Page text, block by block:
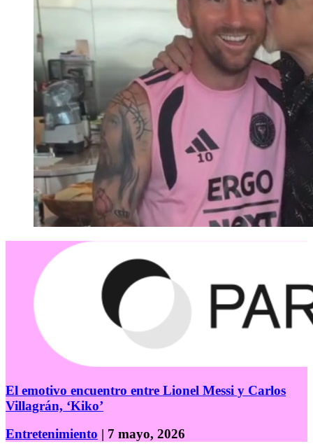
El emotivo encuentro entre Lionel Messi y Carlos
Villagrán, ‘Kiko’
Entretenimiento | 7 mayo, 2026